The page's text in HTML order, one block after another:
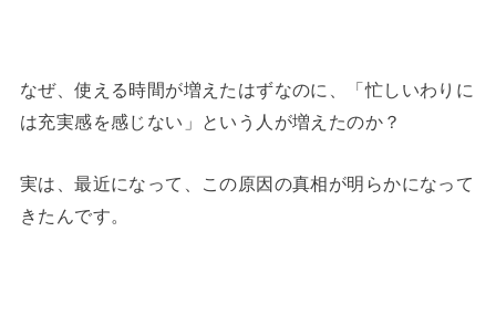
なぜ、使える時間が増えたはずなのに、「忙しいわりに
は充実感を感じない」という人が増えたのか？
実は、最近になって、この原因の真相が明らかになって
きたんです。